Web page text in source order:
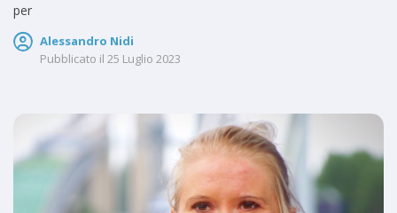
per
Alessandro Nidi
Pubblicato il 25 Luglio 2023